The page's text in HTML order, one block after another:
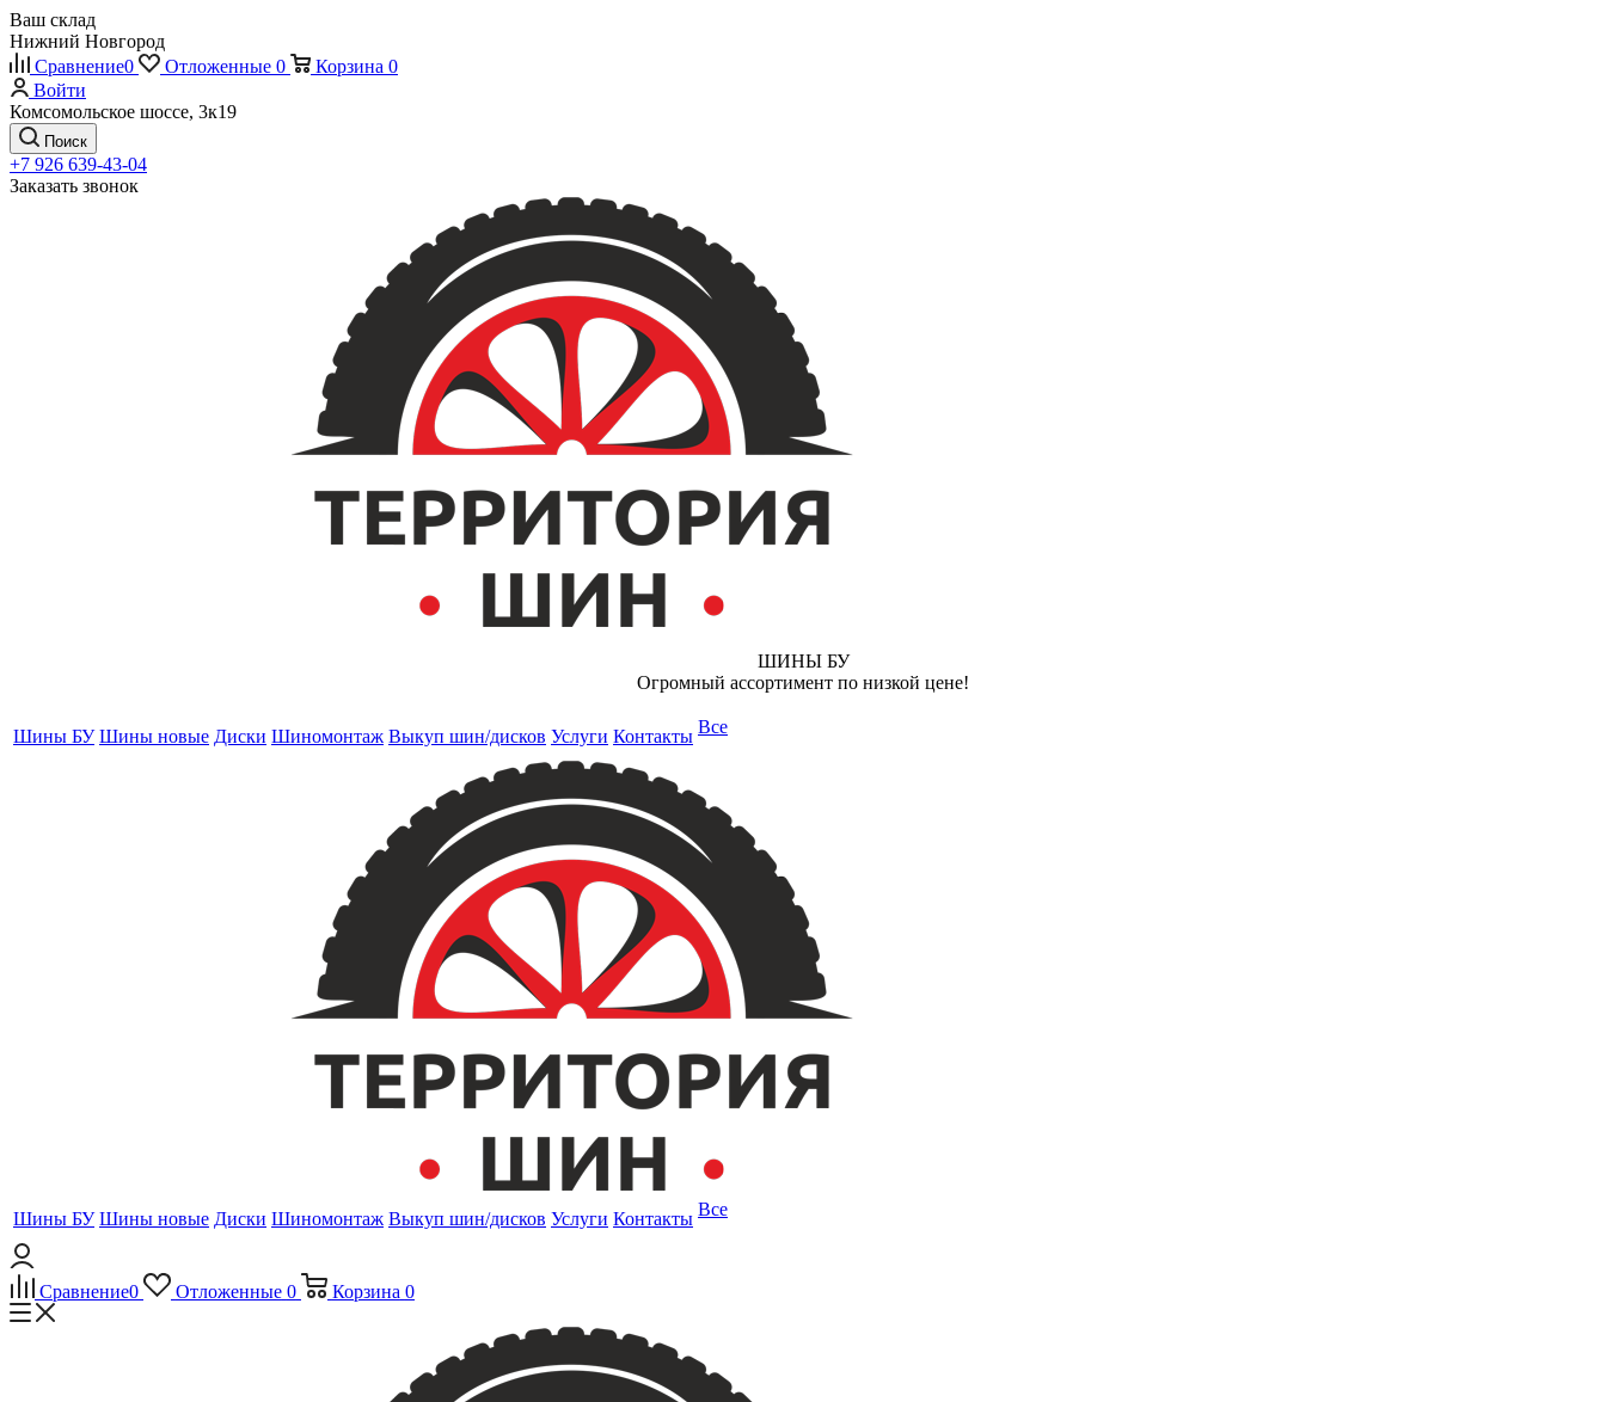
Ваш склад
Нижний Новгород
Сравнение0 Отложенные 0 Корзина 0
Войти
Комсомольское шоссе, 3к19
Поиск
+7 926 639-43-04
Заказать звонок
ШИНЫ БУ
Огромный ассортимент по низкой цене!
Шины БУ Шины новые Диски Шиномонтаж Выкуп шин/дисков Услуги Контакты Все
Шины БУ Шины новые Диски Шиномонтаж Выкуп шин/дисков Услуги Контакты Все
Сравнение0 Отложенные 0 Корзина 0